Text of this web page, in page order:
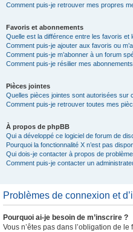
Comment puis-je retrouver mes propres
Favoris et abonnements
Quelle est la différence entre les favoris et
Comment puis-je ajouter aux favoris ou
Comment puis-je m’abonner à un forum
Comment puis-je résilier mes
Pièces jointes
Quelles pièces jointes sont autorisées sur
Comment puis-je retrouver toutes mes
À propos de phpBB
Qui a développé ce logiciel de forum de
Pourquoi la fonctionnalité X n’est pas
Qui dois-je contacter à propos de
Comment puis-je contacter un
Problèmes de connexion et
Pourquoi ai-je besoin de m’inscrire ?
Vous n’êtes pas dans l’obligation de